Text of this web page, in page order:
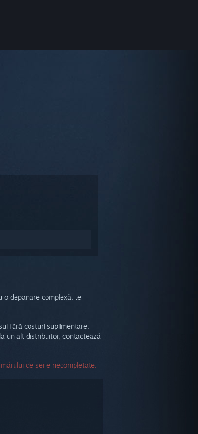
o depanare complexă, te
fără costuri suplimentare.
un alt distribuitor, contactează
de serie necompletate.